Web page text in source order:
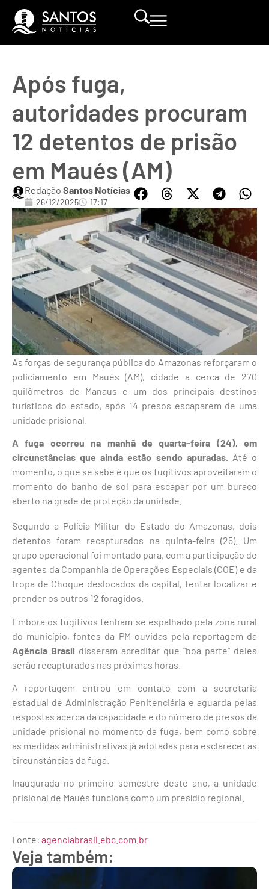
Após fuga,
autoridades procuram
12 detentos de prisão
em Maués (AM)
Redação Santos Notícias
26/12/2025 17:17
As forças de segurança pública do Amazonas reforçaram o
policiamento em Maués (AM), cidade a cerca de 270
quilômetros de Manaus e um dos principais destinos
turísticos do estado, após 14 presos escaparem de uma
unidade prisional.
A fuga ocorreu na manhã de quarta-feira (24), em
circunstâncias que ainda estão sendo apuradas. Até o
momento, o que se sabe é que os fugitivos aproveitaram o
momento do banho de sol para escapar por um buraco
aberto na grade de proteção da unidade.
Segundo a Polícia Militar do Estado do Amazonas, dois
detentos foram recapturados na quinta-feira (25). Um
grupo operacional foi montado para, com a participação de
agentes da Companhia de Operações Especiais (COE) e da
tropa de Choque deslocados da capital, tentar localizar e
prender os outros 12 foragidos.
Embora os fugitivos tenham se espalhado pela zona rural
do município, fontes da PM ouvidas pela reportagem da
Agência Brasil disseram acreditar que “boa parte” deles
serão recapturados nas próximas horas.
A reportagem entrou em contato com a secretaria
estadual de Administração Penitenciária e aguarda pelas
respostas acerca da capacidade e do número de presos da
unidade prisional no momento da fuga, bem como sobre
as medidas administrativas já adotadas para esclarecer as
circunstâncias da fuga.
Inaugurada no primeiro semestre deste ano, a unidade
prisional de Maués funciona como um presídio regional.
Fonte: agenciabrasil.ebc.com.br
Veja também: